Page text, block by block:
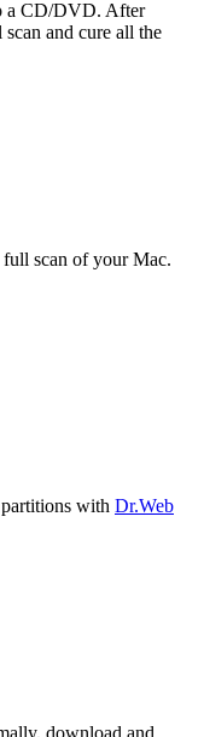
a CD/DVD. After
and cure all the
scan of your Mac.
with Dr.Web